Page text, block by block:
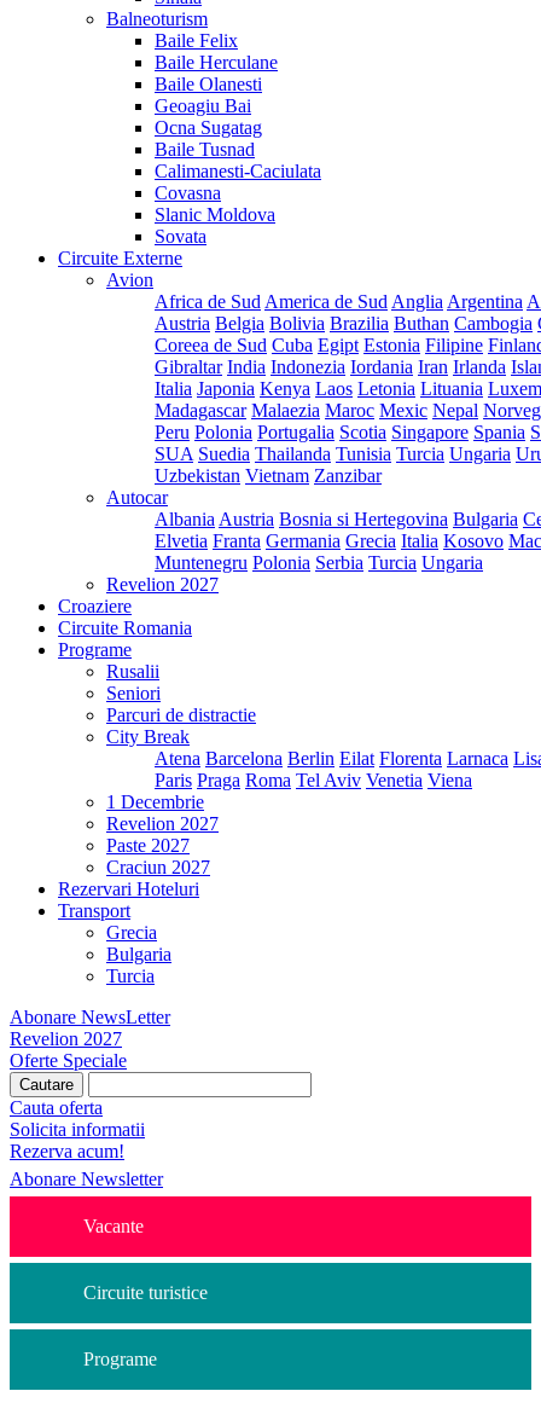
Balneoturism
Baile Felix
Baile Herculane
Baile Olanesti
Geoagiu Bai
Ocna Sugatag
Baile Tusnad
Calimanesti-Caciulata
Covasna
Slanic Moldova
Sovata
Circuite Externe
Avion
Africa de Sud America de Sud Anglia Argentina
Austria Belgia Bolivia Brazilia Buthan Cambogia
Coreea de Sud Cuba Egipt Estonia Filipine
Gibraltar India Indonezia Iordania Iran Irlanda
Italia Japonia Kenya Laos Letonia Lituania
Madagascar Malaezia Maroc Mexic Nepal
Peru Polonia Portugalia Scotia Singapore Spania
SUA Suedia Thailanda Tunisia Turcia Ungaria
Uzbekistan Vietnam Zanzibar
Autocar
Albania Austria Bosnia si Hertegovina Bulgaria
Elvetia Franta Germania Grecia Italia Kosovo
Muntenegru Polonia Serbia Turcia Ungaria
Revelion 2027
Croaziere
Circuite Romania
Programe
Rusalii
Seniori
Parcuri de distractie
City Break
Atena Barcelona Berlin Eilat Florenta Larnaca
Paris Praga Roma Tel Aviv Venetia Viena
1 Decembrie
Revelion 2027
Paste 2027
Craciun 2027
Rezervari Hoteluri
Transport
Grecia
Bulgaria
Turcia
Abonare NewsLetter
Revelion 2027
Oferte Speciale
Cauta oferta
Solicita informatii
Rezerva acum!
Abonare Newsletter
Vacante
Circuite turistice
Programe